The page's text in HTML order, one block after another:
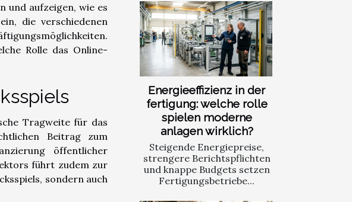
und aufzeigen, wie es
die verschiedenen
Rolle das Online-
Tragweite für das
Beitrag zum
öffentlicher
führt zudem zur
sondern auch
Energieeffizienz in der
fertigung: welche rolle
spielen moderne
anlagen wirklich?
Steigende Energiepreise,
strengere Berichtspflichten
und knappe Budgets setzen
Fertigungsbetriebe...